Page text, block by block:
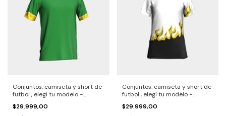
Conjuntos: camiseta y short de
futbol , elegi tu modelo -
Consulta entrega 30/40 dias
$29.999,00
Conjuntos: camiseta y short de
futbol , elegi tu modelo -
Consulta entrega 30/40 dias
$29.999,00